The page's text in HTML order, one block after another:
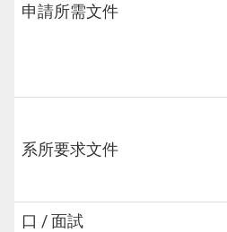
申請所需文件
系所要求文件
口 / 面試